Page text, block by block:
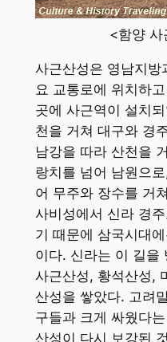
<함양 사
사근산성은 영남지방
요 교통로에 위치하
곳에 사근역이 설치
천을 거쳐 대구와 경
남강을 따라 산천을
랑치를 넘어 남원으
어 무주와 장수를 거
사비성에서 신라 경
기 때문에 삼국시대
이다. 신라는 이 길을
사근산성, 황석산성,
산성을 쌓았다. 고려
구들과 크게 싸웠다
산성이 다시 보강된